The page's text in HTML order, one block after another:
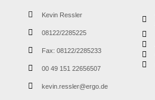
Kevin Ressler
08122/2285225
Fax: 08122/2285233
00 49 151 22656507
kevin.ressler@ergo.de